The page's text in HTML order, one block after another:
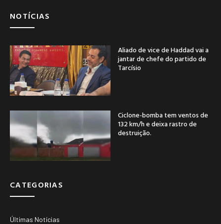
NOTÍCIAS
Aliado de vice de Haddad vai a
jantar de chefe do partido de
Tarcísio
Ciclone-bomba tem ventos de
132 km/h e deixa rastro de
destruição.
CATEGORIAS
Últimas Notícias